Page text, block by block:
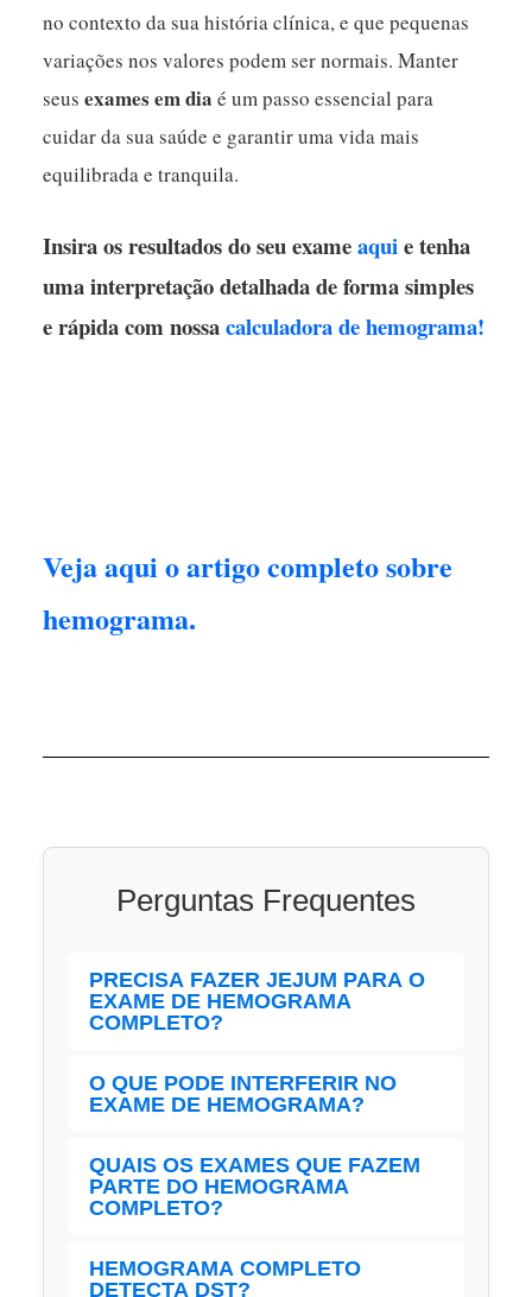
no contexto da sua história clínica, e que pequenas
variações nos valores podem ser normais. Manter
seusexames em dia é um passo essencial para
cuidar da sua saúde e garantir uma vida mais
equilibrada e tranquila.
Insira os resultados do seu exameaquie tenha
uma interpretação detalhada de forma simples
e rápida com nossacalculadora de hemograma!
Veja aqui o artigo completo sobre
hemograma.
Perguntas Frequentes
PRECISA FAZER JEJUM PARA O
EXAME DE HEMOGRAMA
COMPLETO?
Não é necessário.
O QUE PODE INTERFERIR NO
EXAME DE HEMOGRAMA?
O ideal é evitar exercícios físicos nas 24
horas anteriores e bebidas alcoólicas por
72 horas para garantir resultados
QUAIS OS EXAMES QUE FAZEM
PARTE DO HEMOGRAMA
COMPLETO?
Ao contrário do que muitas pessoas
HEMOGRAMA COMPLETO
DETECTA DST?